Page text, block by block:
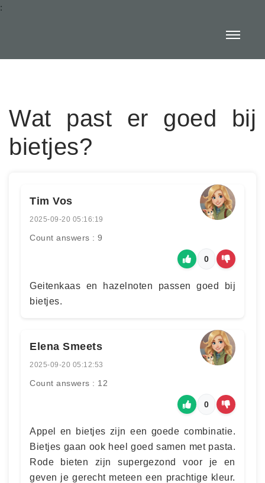
:
Wat past er goed bij
bietjes?
Tim Vos
2025-09-20 05:16:19
Count answers : 9
0
Geitenkaas en hazelnoten passen goed bij
bietjes.
Elena Smeets
2025-09-20 05:12:53
Count answers : 12
0
Appel en bietjes zijn een goede combinatie.
Bietjes gaan ook heel goed samen met pasta.
Rode bieten zijn supergezond voor je en
geven je gerecht meteen een prachtige kleur.